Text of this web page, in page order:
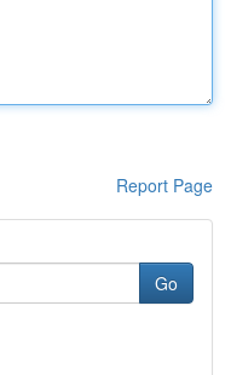
Report Page
Go